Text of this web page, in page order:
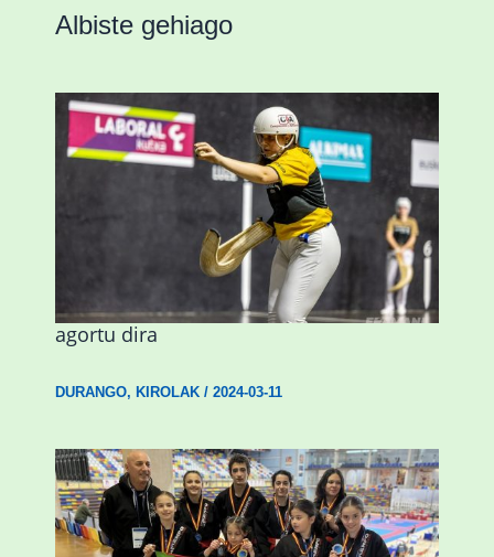
Albiste gehiago
Astelehenean Durangon jokatuko den
emakumezkoen zesta finaleko sarrerak
agortu dira
DURANGO, KIROLAK/ 2024-03-11